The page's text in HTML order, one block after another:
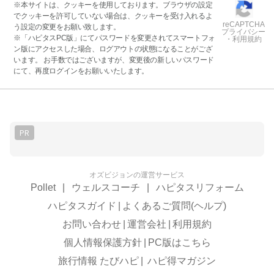
※本サイトは、クッキーを使用しております。ブラウザの設定
でクッキーを許可していない場合は、クッキーを受け入れるよ
う設定の変更をお願い致します。
※「ハピタスPC版」にてパスワードを変更されてスマートフォ
ン版にアクセスした場合、ログアウトの状態になることがござ
います。 お手数ではございますが、変更後の新しいパスワード
にて、再度ログインをお願いいたします。
reCAPTCHA
プライバシー
・利用規約
PR
オズビジョンの運営サービス
Pollet ウェルスコーチ
ハピタスリフォーム
ハピタスガイド
よくあるご質問(ヘルプ)
お問い合わせ 運営会社
利用規約
個人情報保護方針
PC版はこちら
旅行情報 たびハピ
ハピ得マガジン